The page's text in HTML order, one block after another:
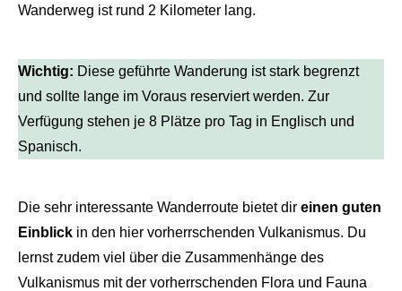
Wanderweg ist rund 2 Kilometer lang.
Wichtig: Diese geführte Wanderung ist stark begrenzt
und sollte lange im Voraus reserviert werden. Zur
Verfügung stehen je 8 Plätze pro Tag in Englisch und
Spanisch.
Die sehr interessante Wanderroute bietet dir einen guten
Einblick in den hier vorherrschenden Vulkanismus. Du
lernst zudem viel über die Zusammenhänge des
Vulkanismus mit der vorherrschenden Flora und Fauna